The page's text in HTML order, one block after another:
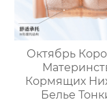
Октябрь
Кормящих
Белье